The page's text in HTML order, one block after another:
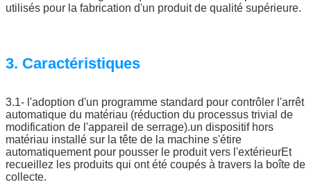
utilisés pour la fabrication d'un produit de qualité supérieure.
3. Caractéristiques
3.1- l'adoption d'un programme standard pour contrôler l'arrêt
automatique du matériau (réduction du processus trivial de
modification de l'appareil de serrage).un dispositif hors
matériau installé sur la tête de la machine s'étire
automatiquement pour pousser le produit vers l'extérieurEt
recueillez les produits qui ont été coupés à travers la boîte de
collecte.